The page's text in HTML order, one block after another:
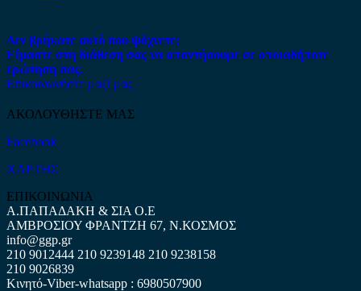
Δεν βρήκατε αυτό που ψάχνετε;
Είμαστε στη διάθεση σας να απαντήσουμε σε οποιαδήποτε
ερώτηση σας.
Επικοινωνήστε μαζί μας
ΑΚΟΛΟΥΘΗΣΤΕ ΜΑΣ
Facebook
ΧΑΡΤΗΣ
ΕΠΙΚΟΙΝΩΝΙΑ
Α.ΠΑΠΑΔΑΚΗ & ΣΙΑ Ο.Ε
ΑΜΒΡΟΣΙΟΥ ΦΡΑΝΤΖΗ 67, Ν.ΚΟΣΜΟΣ
info@ggp.gr
210 9012444 210 9239148 210 9238158
210 9026839
Κινητό-Viber-whatsapp : 6980507900